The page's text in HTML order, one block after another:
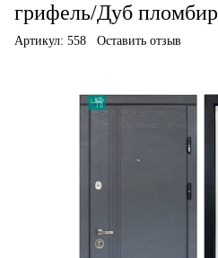
грифель/Дуб пломбир
Артикул: 558 Оставить отзыв